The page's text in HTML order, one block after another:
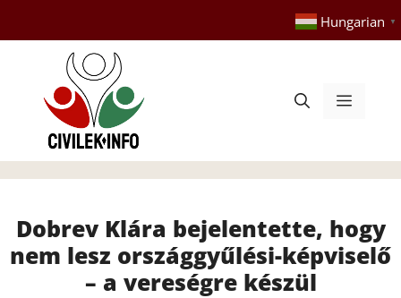
tartalomba
Hungarian ▼
Menü
Dobrev Klára bejelentette, hogy
nem lesz országgyűlési-képviselő
– a vereségre készül